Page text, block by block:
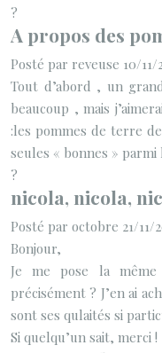
?
A propos des
Posté par reveuse 10/11/
Tout d’abord , un
beaucoup , mais
:les pommes de terre
seules « bonnes »
?
nicola, nicola,
Posté par octobre 21/11/
Bonjour,
Je me pose la même
précisément ? J’en ai
sont ses qulaités si
Si quelqu’un sait, merci !